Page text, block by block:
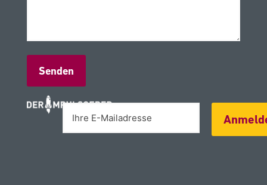
Alternative: